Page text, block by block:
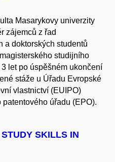
Masarykovy univerzity
zájemců z řad
a doktorských studentů
studijního
let po úspěšném ukončení
stáže u Úřadu Evropské
vlastnictví (EUIPO)
patentového úřadu (EPO).
SKILLS IN